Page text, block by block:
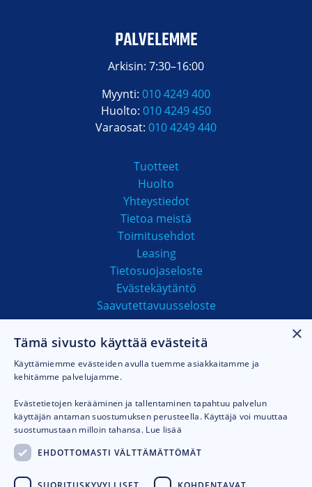
PALVELEMME
Arkisin: 7:30–16:00
Myynti: 010 4249 400
Huolto: 010 4249 450
Varaosat: 010 4249 440
Tuotteet
Huolto
Yhteystiedot
Tietoa meistä
Toimitusehdot
Leasing
Tietosuojaseloste
Evästekäytäntö
Saavutettavuusseloste
MAKSUTAVAT
×
Tämä sivusto käyttää evästeitä
Käyttämiemme evästeiden avulla tuemme asiakkaitamme ja
kehitämme palvelujamme.
Evästetietojen kerääminen ja tallentaminen tapahtuu palvelun
käyttäjän antaman suostumuksen perusteella. Käyttäjä voi muuttaa
suostumustaan milloin tahansa. Lue lisää
EHDOTTOMASTI VÄLTTÄMÄTTÖMÄT